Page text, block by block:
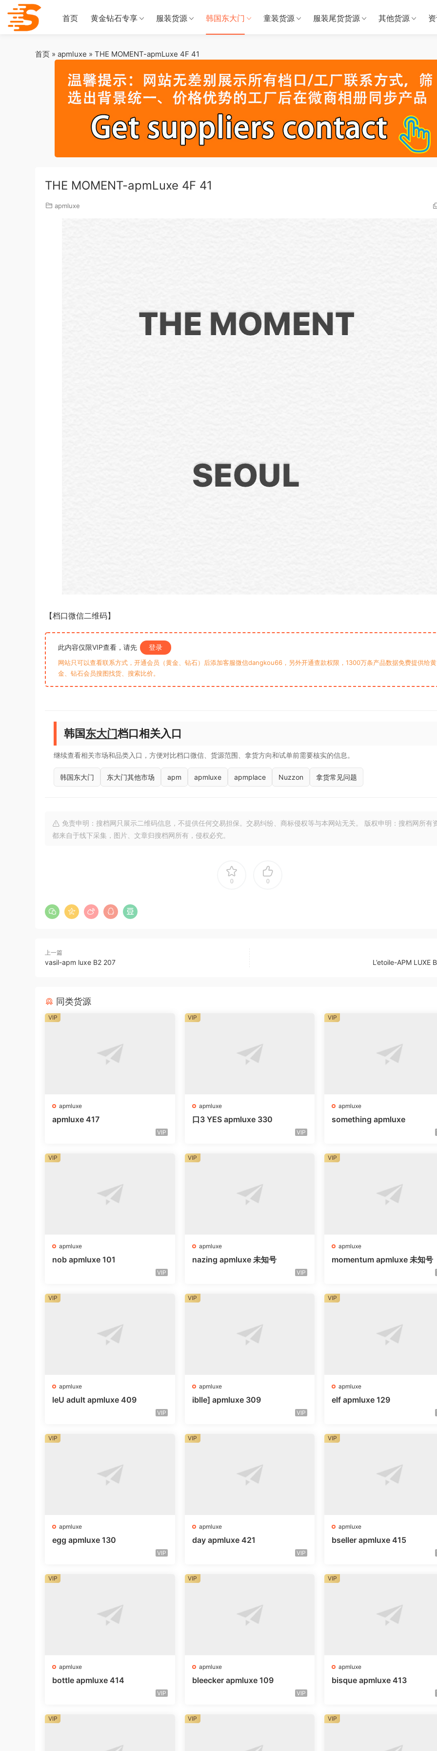
首页 黄金钻石专享 服装货源 韩国东大门 童装货源 服装尾货货源 其他货源
首页 » apmluxe » THE MOMENT-apmLuxe 4F 41
THE MOMENT-apmLuxe 4F 41
apmluxe
【档口微信二维码】
此内容仅限VIP查看，请先 登录
网站只可以查看联系方式，开通会员（黄金、钻石）后添加客服微信dangkou66，另外开通查款权限，1300万条产品数据免费提供给黄
金、钻石会员搜图找货、搜索比价。
韩国东大门档口相关入口
继续查看相关市场和品类入口，方便对比档口微信、货源范围、拿货方向和试单前需要核实的信息。
韩国东大门 东大门其他市场 apm apmluxe apmplace Nuzzon 拿货常见问题
免责申明：搜档网只展示二维码信息，不提供任何交易担保。交易纠纷、商标侵权等与本网站无关。 版权申明：搜档网所有
都来自于线下采集，图片、文章归搜档网所有，侵权必究。
0 0
上一篇
vasil-apm luxe B2 207 L’etoile-APM LUXE
同类货源
apmluxe
apmluxe 417
VIP
VIP
apmluxe
口3 YES apmluxe 330
VIP
VIP
apmluxe
something apmluxe
VIP
apmluxe
nob apmluxe 101
VIP
VIP
apmluxe
nazing apmluxe 未知号
VIP
VIP
apmluxe
momentum apmluxe 未知号
VIP
apmluxe
leU adult apmluxe 409
VIP
VIP
apmluxe
iblle] apmluxe 309
VIP
VIP
apmluxe
elf apmluxe 129
VIP
apmluxe
egg apmluxe 130
VIP
VIP
apmluxe
day apmluxe 421
VIP
VIP
apmluxe
bseller apmluxe 415
VIP
apmluxe
bottle apmluxe 414
VIP
VIP
apmluxe
bleecker apmluxe 109
VIP
VIP
apmluxe
bisque apmluxe 413
VIP
VIP VIP VIP